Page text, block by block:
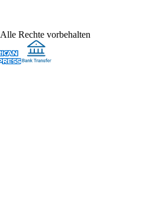
Alle Rechte vorbehalten